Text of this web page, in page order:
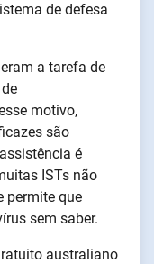
de defesa
a tarefa de
motivo,
são
é
ISTs não
permite que
sem saber.
australiano